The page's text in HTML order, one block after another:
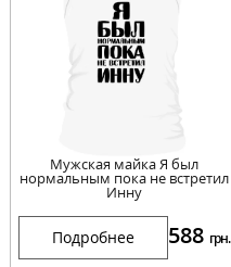
Мужская майка Я был
нормальным пока не встретил
Инну
Подробнее 588 грн.